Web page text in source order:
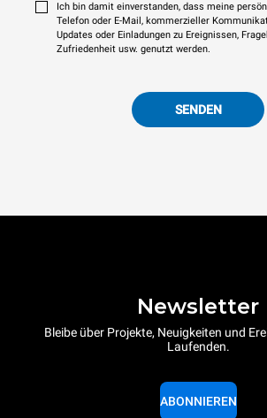
Ich bin damit einverstanden, dass meine
Telefon oder E-Mail, kommerzieller
Updates oder Einladungen zu Ereignissen,
Zufriedenheit usw. genutzt werden.
SENDEN
Newsletter
Bleibe über Projekte, Neuigkeiten und
Laufenden.
ABONNIEREN